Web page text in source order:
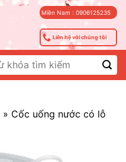
Miền Nam : 0906125235
Liên hệ với chúng tôi
» Cốc uống nước có lỗ